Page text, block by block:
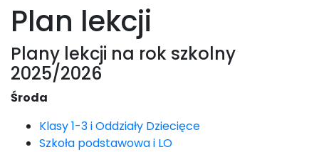
Plan lekcji
Plany lekcji na rok szkolny
2025/2026
Środa
Klasy 1-3 i Oddziały Dziecięce
Szkoła podstawowa i LO